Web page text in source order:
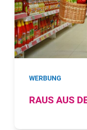
WERBUNG
RAUS AUS